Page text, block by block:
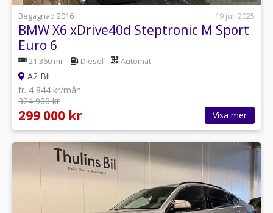
Begagnad 2016
19 juli 2025
BMW X6 xDrive40d Steptronic M Sport
Euro 6
21 360 mil Diesel Automat
A2 Bil
fr. 4 844 kr/mån
324 900 kr
299 000 kr Visa mer